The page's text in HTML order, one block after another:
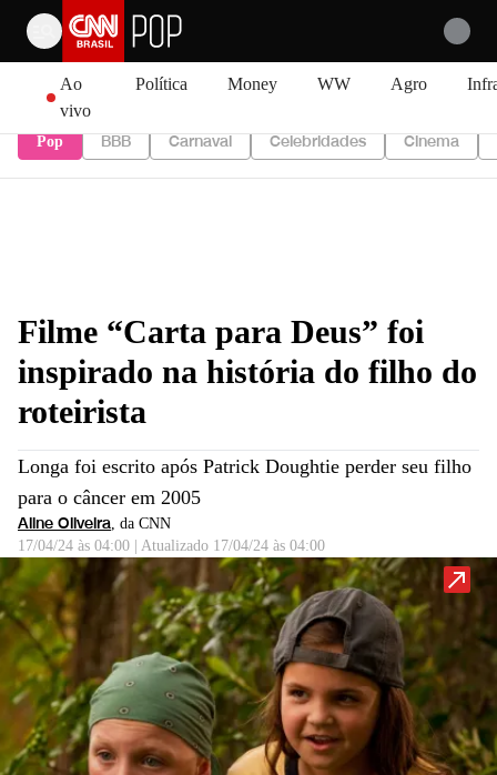
Ao
vivo
Política Money WW Agro
Pop BBB Carnaval Celebridades Cinema
Filme “Carta para Deus” foi
inspirado na história do filho do
roteirista
Longa foi escrito após Patrick Doughtie perder seu filho
para o câncer em 2005
Aline Oliveira, da CNN
17/04/24 às 04:00
Atualizado 17/04/24 às 04:00